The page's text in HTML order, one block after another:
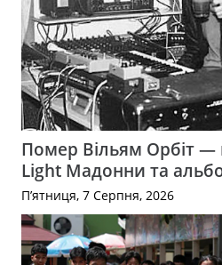
Помер Вільям Орбіт —
Light Мадонни та
П’ятниця, 7 Серпня, 2026